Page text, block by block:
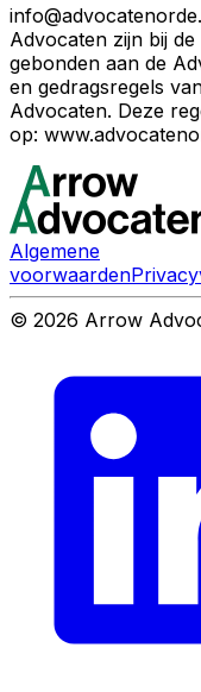
Advocaten zijn bij
gebonden aan de
en gedragsregels
Advocaten. Deze
op:
Algemene
voorwaarden
© 2026 Arrow